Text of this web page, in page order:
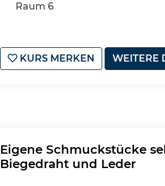
Raum 6
KURS MERKEN WEITERE
Eigene Schmuckstücke
Biegedraht und Leder